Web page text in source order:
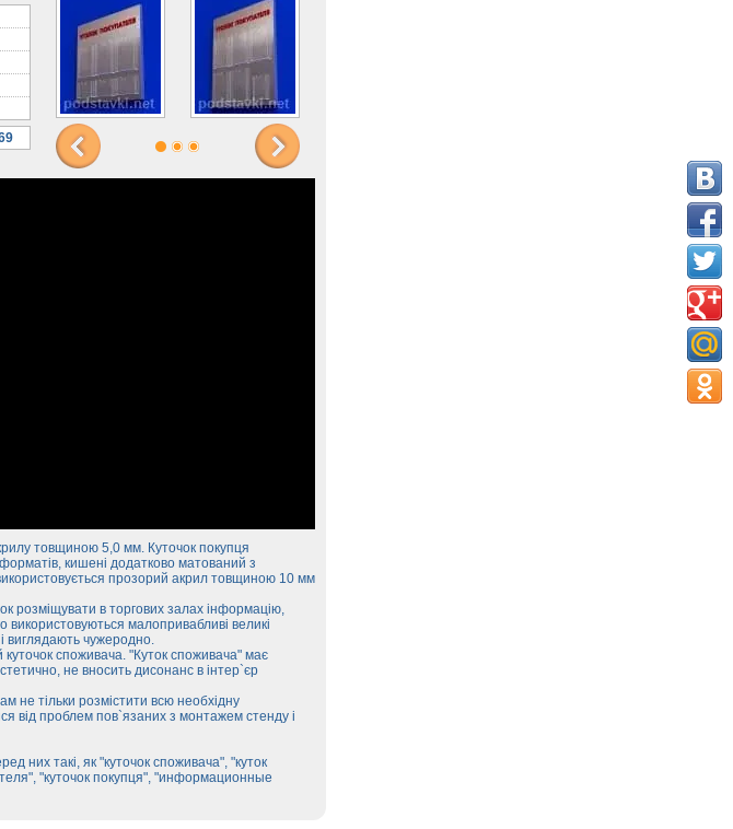
товщиною 5,0 мм. Куточок покупця
кишені додатково матований з
прозорий акрил товщиною 10 мм
розміщувати в торгових залах інформацію,
малопривабливі великі
виглядають чужеродно.
споживача. "Куток споживача" має
не вносить дисонанс в інтер`єр
не тільки розмістити всю необхідну
від проблем пов`язаних з монтажем стенду і
них такі, як "куточок споживача", "куток
"куточок покупця", "информационные